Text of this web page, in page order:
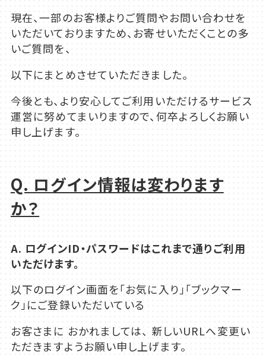
現在、一部のお客様よりご質問やお問い合わせを
いただいておりますため、お寄せいただくことの多
いご質問を、
以下にまとめさせていただきました。
今後とも、より安心してご利用いただけるサービス
運営に努めてまいりますので、何卒よろしくお願い
申し上げます。
Q. ログイン情報は変わります
か？
A. ログインID・パスワードはこれまで通りご利用
いただけます。
以下のログイン画面を「お気に入り」「ブックマー
ク」にご登録いただいている
お客さまに おかれましては、 新しいURLへ変更い
ただきますようお願い申し上げます。